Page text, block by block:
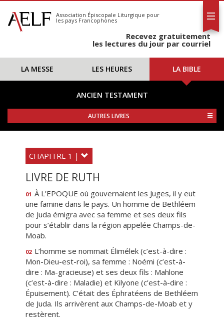
S'abonner
Calendrier
Association Épiscopale Liturgique pour
les pays Francophones
Recevez gratuitement
les lectures du jour par courriel
LA MESSE LES HEURES LA BIBLE
ANCIEN TESTAMENT
AUTRES LIVRES
CHAPITRE 1 |
LIVRE DE RUTH
01 À L’EPOQUE où gouvernaient les Juges, il y eut
une famine dans le pays. Un homme de Bethléem
de Juda émigra avec sa femme et ses deux fils
pour s’établir dans la région appelée Champs-de-
Moab.
02 L’homme se nommait Élimélek (c’est-à-dire :
Mon-Dieu-est-roi), sa femme : Noémi (c’est-à-
dire : Ma-gracieuse) et ses deux fils : Mahlone
(c’est-à-dire : Maladie) et Kilyone (c’est-à-dire :
Épuisement). C’était des Éphratéens de Bethléem
de Juda. Ils arrivèrent aux Champs-de-Moab et y
restèrent.